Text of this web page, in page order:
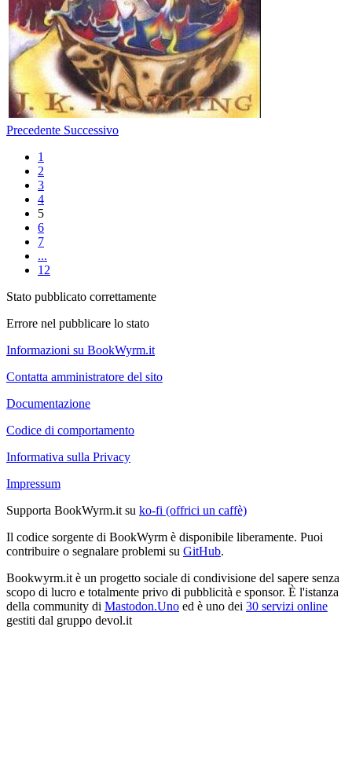
Precedente Successivo
1
2
3
4
5
6
7
...
12
Stato pubblicato correttamente
Errore nel pubblicare lo stato
Informazioni su BookWyrm.it
Contatta amministratore del sito
Documentazione
Codice di comportamento
Informativa sulla Privacy
Impressum
Supporta BookWyrm.it su ko-fi (offrici un caffè)
Il codice sorgente di BookWyrm è disponibile liberamente. Puoi
contribuire o segnalare problemi su GitHub.
Bookwyrm.it è un progetto sociale di condivisione del sapere senza
scopo di lucro e totalmente privo di pubblicità e sponsor. È l'istanza
della community di Mastodon.Uno ed è uno dei 30 servizi online
gestiti dal gruppo devol.it